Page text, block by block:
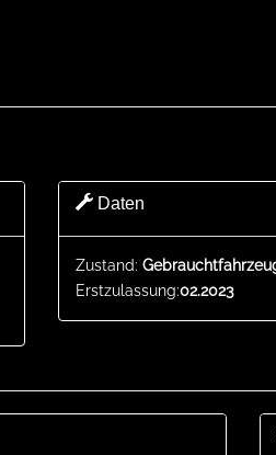
Daten
Zustand:
Erstzulassung:02.2023